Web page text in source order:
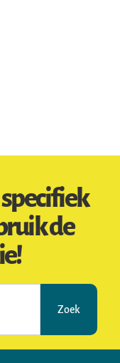
specifiek
de
Zoek